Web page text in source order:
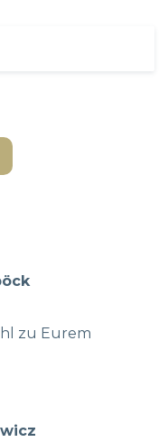
zu Eurem